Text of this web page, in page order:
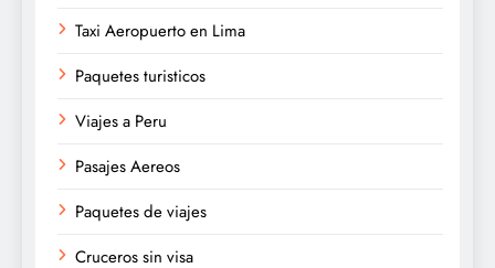
Taxi Aeropuerto en Lima
Paquetes turisticos
Viajes a Peru
Pasajes Aereos
Paquetes de viajes
Cruceros sin visa